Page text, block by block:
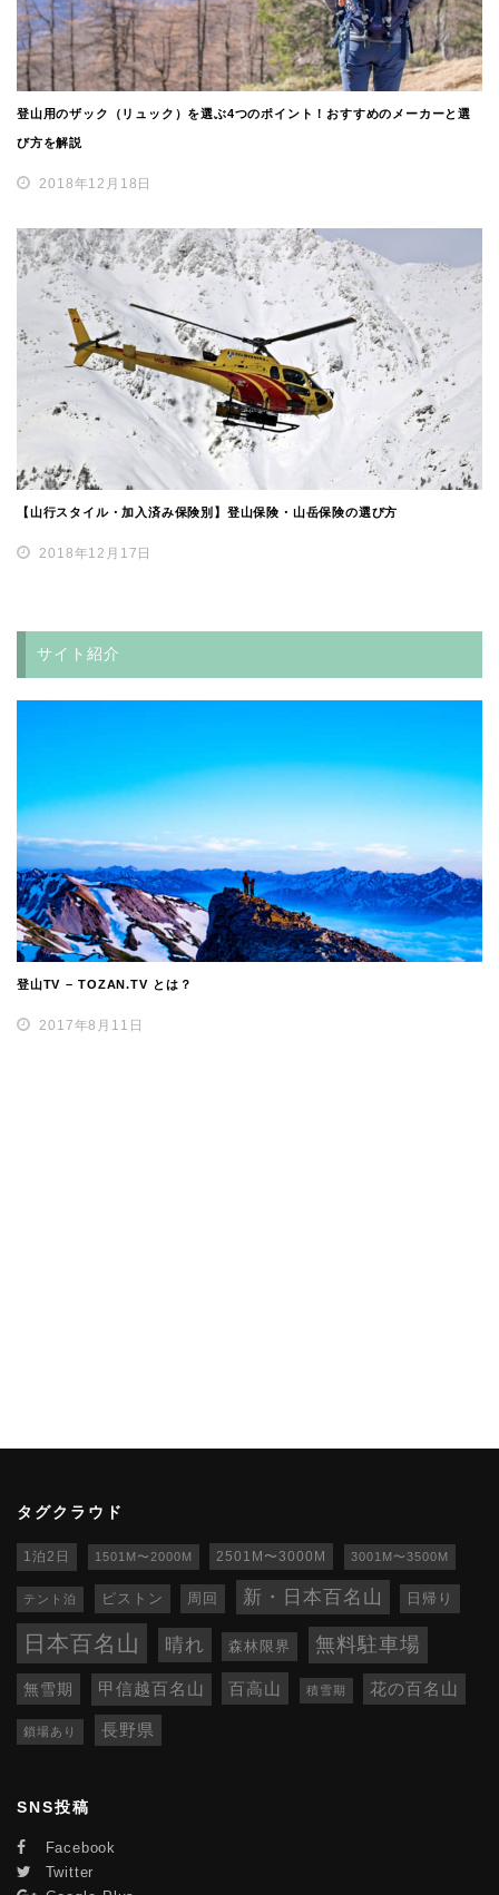
登山用のザック（リュック）を選ぶ4つのポイント！おすすめのメーカーと選
び方を解説
2018年12月18日
【山行スタイル・加入済み保険別】登山保険・山岳保険の選び方
2018年12月17日
サイト紹介
登山TV – TOZAN.TV とは？
2017年8月11日
タグクラウド
1泊2日 1501M〜2000M 2501M〜3000M 3001M〜3500M
テント泊 ピストン 周回 新・日本百名山 日帰り
日本百名山 晴れ 森林限界 無料駐車場
無雪期 甲信越百名山 百高山 積雪期 花の百名山
鎖場あり 長野県
SNS投稿
Facebook
Twitter